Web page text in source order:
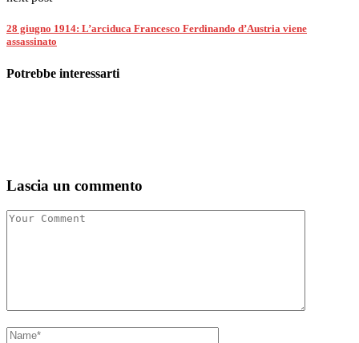
28 giugno 1914: L’arciduca Francesco Ferdinando d’Austria viene
assassinato
Potrebbe interessarti
Lascia un commento